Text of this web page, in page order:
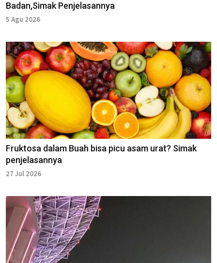
Badan,Simak Penjelasannya
5 Agu 2026
Fruktosa dalam Buah bisa picu asam urat? Simak
penjelasannya
27 Jul 2026